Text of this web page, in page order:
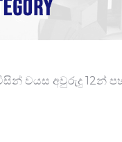
වය​ස අවුරුදු 12න්